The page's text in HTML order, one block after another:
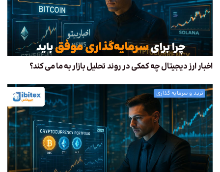
اخبار ارز دیجیتال چه کمکی در روند تحلیل بازار به ما می کند؟
ترید و سرمایه گذاری